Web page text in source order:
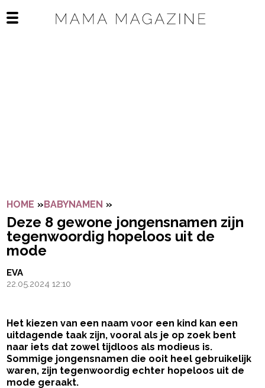
Open het mobiele menu
HOME »BABYNAMEN »
Deze 8 gewone jongensnamen zijn
tegenwoordig hopeloos uit de
mode
EVA
22.05.2024 12:10
Het kiezen van een naam voor een kind kan een
uitdagende taak zijn, vooral als je op zoek bent
naar iets dat zowel tijdloos als modieus is.
Sommige jongensnamen die ooit heel gebruikelijk
waren, zijn tegenwoordig echter hopeloos uit de
mode geraakt.